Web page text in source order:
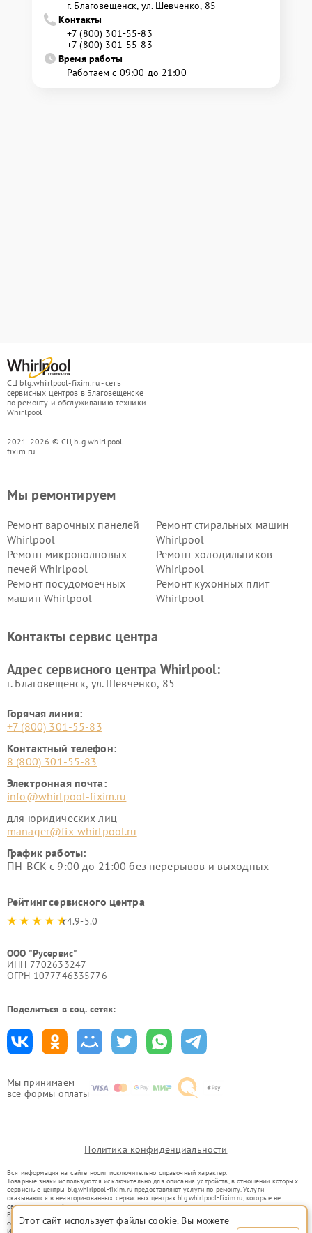
г. Благовещенск, ул. Шевченко, 85
Контакты
+7 (800) 301-55-83
+7 (800) 301-55-83
Время работы
Работаем с 09:00 до 21:00
СЦ blg.whirlpool-fixim.ru - сеть
сервисных центров в Благовещенске
по ремонту и обслуживанию техники
Whirlpool
2021-2026 © СЦ blg.whirlpool-
fixim.ru
Мы принимаем
все формы оплаты
Мы ремонтируем
Ремонт варочных панелей
Whirlpool
Ремонт стиральных машин
Whirlpool
Ремонт микроволновых
печей Whirlpool
Ремонт холодильников
Whirlpool
Ремонт посудомоечных
машин Whirlpool
Ремонт кухонных плит
Whirlpool
Контакты сервис центра
Адрес сервисного центра Whirlpool:
г. Благовещенск, ул. Шевченко, 85
Горячая линия:
+7 (800) 301-55-83
Контактный телефон:
8 (800) 301-55-83
Электронная почта:
info@whirlpool-fixim.ru
для юридических лиц
manager@fix-whirlpool.ru
График работы:
ПН-ВСК с 9:00 до 21:00 без перерывов и выходных
Рейтинг сервисного центра
4.9-5.0
ООО "Русервис"
ИНН 7702633247
ОГРН 1077746335776
Поделиться в соц. сетях:
Политика конфиденциальности
Вся информация на сайте носит исключительно справочный характер.
Товарные знаки используются исключительно для описания устройств, в отношении которых
сервисные центры blg.whirlpool-fixim.ru предоставляют услуги по ремонту. Услуги
оказываются в неавторизованных сервисных центрах blg.whirlpool-fixim.ru, которые не
связаны с правообладателями товарных знаков или их официальными представителями.
Ремонт осуществляется для устройств, уже введенных в гражданский оборот в соответствии
со статьей 1487 ГК РФ.
Этот сайт использует файлы cookie. Вы можете